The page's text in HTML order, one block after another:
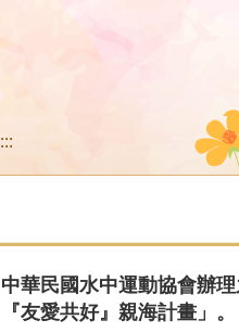
:::
中華民國水中運動協會辦
『友愛共好』親海計畫」。